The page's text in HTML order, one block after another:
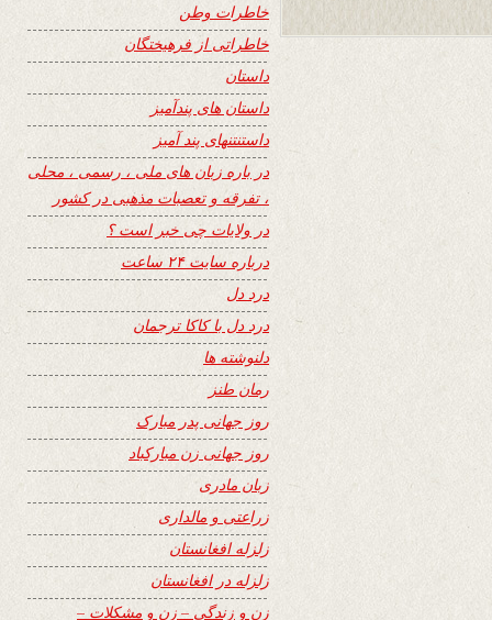
خاطرات وطن
خاطراتی از فرهیختگان
داستان
داستان های پندآمیز
داستنتنهای پند آمیز
در باره زبان های ملی ، رسمی ، محلی
، تفرقه و تعصبات مذهبی در کشور
در ولایات چی خبر است ؟
درباره سایت ۲۴ ساعت
درد دل
درد دل با کاکا ترجمان
دلنوشته ها
رمان طنز
روز جهانی پدر مبارک
روز جهانی زن مبارکباد
زبان مادری
زراعتی و مالداری
زلزله افغانستان
زلزله در افغانستان
زن و زندگی – زن و مشکلات –